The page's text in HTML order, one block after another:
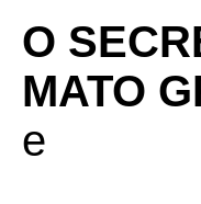
O
MATO
e